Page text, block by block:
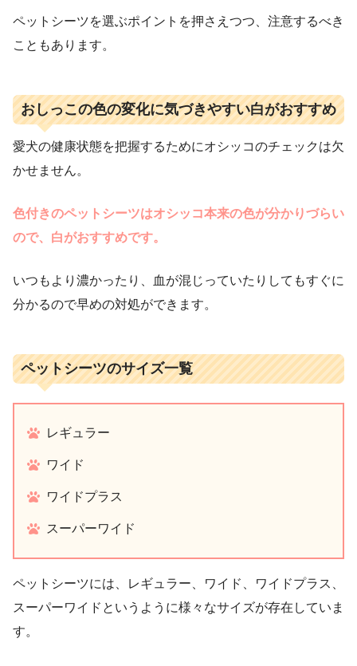
ペットシーツを選ぶポイントを押さえつつ、注意するべき
こともあります。
おしっこの色の変化に気づきやすい白がおすすめ
愛犬の健康状態を把握するためにオシッコのチェックは欠
かせません。
色付きのペットシーツはオシッコ本来の色が分かりづらい
ので、白がおすすめです。
いつもより濃かったり、血が混じっていたりしてもすぐに
分かるので早めの対処ができます。
ペットシーツのサイズ一覧
レギュラー
ワイド
ワイドプラス
スーパーワイド
ペットシーツには、レギュラー、ワイド、ワイドプラス、
スーパーワイドというように様々なサイズが存在していま
す。